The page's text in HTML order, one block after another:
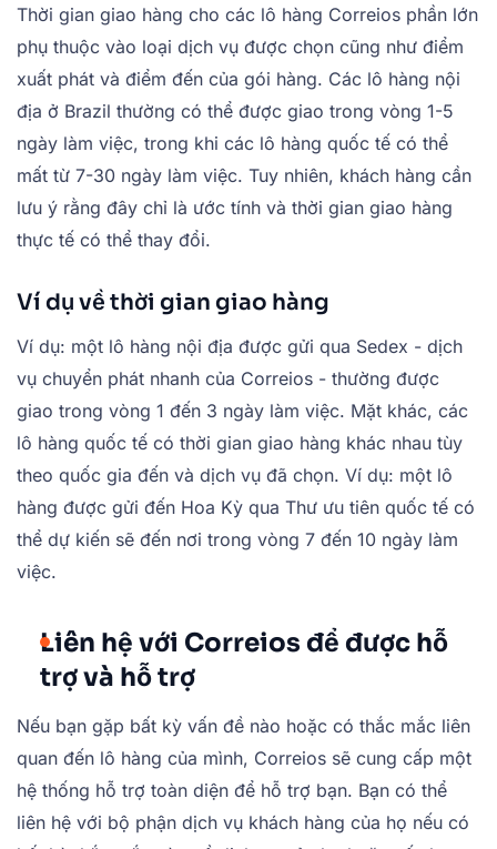
Thời gian giao hàng cho các lô hàng Correios phần lớn
phụ thuộc vào loại dịch vụ được chọn cũng như điểm
xuất phát và điểm đến của gói hàng. Các lô hàng nội
địa ở Brazil thường có thể được giao trong vòng 1-5
ngày làm việc, trong khi các lô hàng quốc tế có thể
mất từ 7-30 ngày làm việc. Tuy nhiên, khách hàng cần
lưu ý rằng đây chỉ là ước tính và thời gian giao hàng
thực tế có thể thay đổi.
Ví dụ về thời gian giao hàng
Ví dụ: một lô hàng nội địa được gửi qua Sedex - dịch
vụ chuyển phát nhanh của Correios - thường được
giao trong vòng 1 đến 3 ngày làm việc. Mặt khác, các
lô hàng quốc tế có thời gian giao hàng khác nhau tùy
theo quốc gia đến và dịch vụ đã chọn. Ví dụ: một lô
hàng được gửi đến Hoa Kỳ qua Thư ưu tiên quốc tế có
thể dự kiến sẽ đến nơi trong vòng 7 đến 10 ngày làm
việc.
Liên hệ với Correios để được hỗ
trợ và hỗ trợ
Nếu bạn gặp bất kỳ vấn đề nào hoặc có thắc mắc liên
quan đến lô hàng của mình, Correios sẽ cung cấp một
hệ thống hỗ trợ toàn diện để hỗ trợ bạn. Bạn có thể
liên hệ với bộ phận dịch vụ khách hàng của họ nếu có